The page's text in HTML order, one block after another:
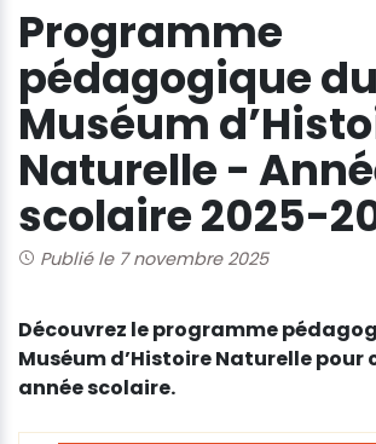
Programme
pédagogique du
Muséum
Naturelle -
scolaire 2025-
Publié le 7 novembre 2025
Découvrez le programme
Muséum d’Histoire Naturelle pour
année scolaire.